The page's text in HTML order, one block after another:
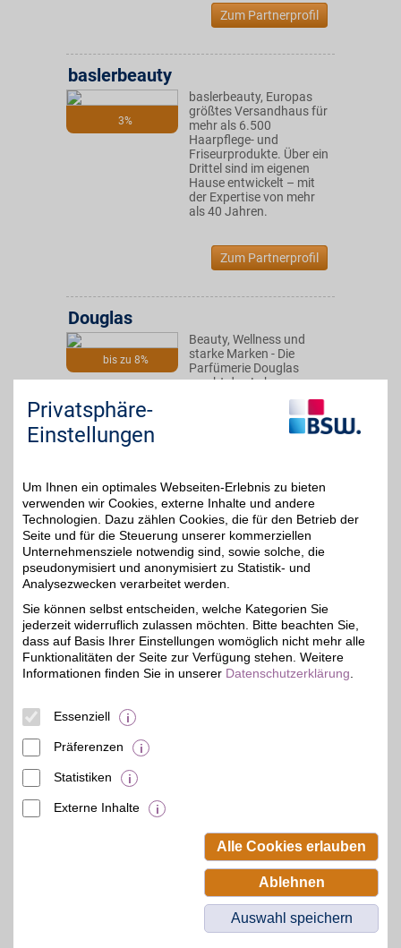
Zum Partnerprofil
3%
baslerbeauty
baslerbeauty, Europas
größtes Versandhaus für
mehr als 6.500
Haarpflege- und
Friseurprodukte. Über ein
Drittel sind im eigenen
Hause entwickelt – mit
der Expertise von mehr
als 40 Jahren.
Zum Partnerprofil
bis zu 8%
Douglas
Beauty, Wellness und
starke Marken - Die
Parfümerie Douglas
macht das Leben
schöner. Unser BSW-
Vorteil für ein komplettes
Verwöhnprogramm für
Zum Partnerprofil
bis zu 6%
Yves Rocher
Pflanzenkosmetik:
Gesichtspflege, Make-up,
Düfte, Haarpflege,
Sonnencreme gibt es bei
dem französischen
Beauty-Hersteller. Alles
Beamten-Selbsthilfewerk GmbH.
Privatsphäre-
Einstellungen
Um Ihnen ein optimales Webseiten-Erlebnis zu bieten
verwenden wir Cookies, externe Inhalte und andere
Technologien. Dazu zählen Cookies, die für den Betrieb der
Seite und für die Steuerung unserer kommerziellen
Unternehmensziele notwendig sind, sowie solche, die
pseudonymisiert und anonymisiert zu Statistik- und
Analysezwecken verarbeitet werden.
Sie können selbst entscheiden, welche Kategorien Sie
jederzeit widerruflich zulassen möchten. Bitte beachten Sie,
dass auf Basis Ihrer Einstellungen womöglich nicht mehr alle
Funktionalitäten der Seite zur Verfügung stehen. Weitere
Informationen finden Sie in unserer Datenschutzerklärung
Essenziell
Präferenzen
Statistiken
Externe Inhalte
Alle Cookies erlauben
Ablehnen
Auswahl speichern